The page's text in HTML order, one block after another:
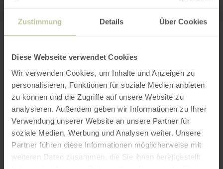
Zustimmung Details Über Cookies
Diese Webseite verwendet Cookies
Wir verwenden Cookies, um Inhalte und Anzeigen zu
personalisieren, Funktionen für soziale Medien anbieten
zu können und die Zugriffe auf unsere Website zu
analysieren. Außerdem geben wir Informationen zu Ihrer
Verwendung unserer Website an unsere Partner für
soziale Medien, Werbung und Analysen weiter. Unsere
Partner führen diese Informationen möglicherweise mit
weiteren Daten zusammen, die Sie ihnen bereitgestellt
ANREISE
per Google Maps
Anfahrt von: